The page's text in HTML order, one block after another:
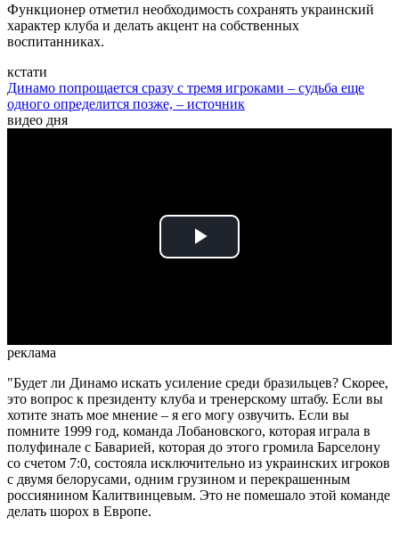
Функционер отметил необходимость сохранять украинский
характер клуба и делать акцент на собственных
воспитанниках.
кстати
Динамо попрощается сразу с тремя игроками – судьба еще
одного определится позже, – источник
видео дня
Play
реклама
"Будет ли Динамо искать усиление среди бразильцев? Скорее,
это вопрос к президенту клуба и тренерскому штабу. Если вы
хотите знать мое мнение – я его могу озвучить. Если вы
помните 1999 год, команда Лобановского, которая играла в
полуфинале с Баварией, которая до этого громила Барселону
со счетом 7:0, состояла исключительно из украинских игроков
с двумя белорусами, одним грузином и перекрашенным
россиянином Калитвинцевым. Это не помешало этой команде
делать шорох в Европе.